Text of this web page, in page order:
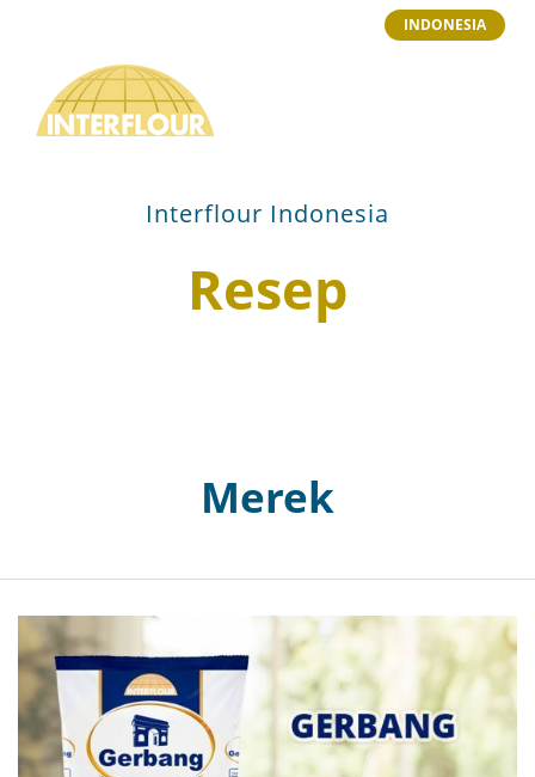
INDONESIA
Interflour Indonesia
Resep
Merek